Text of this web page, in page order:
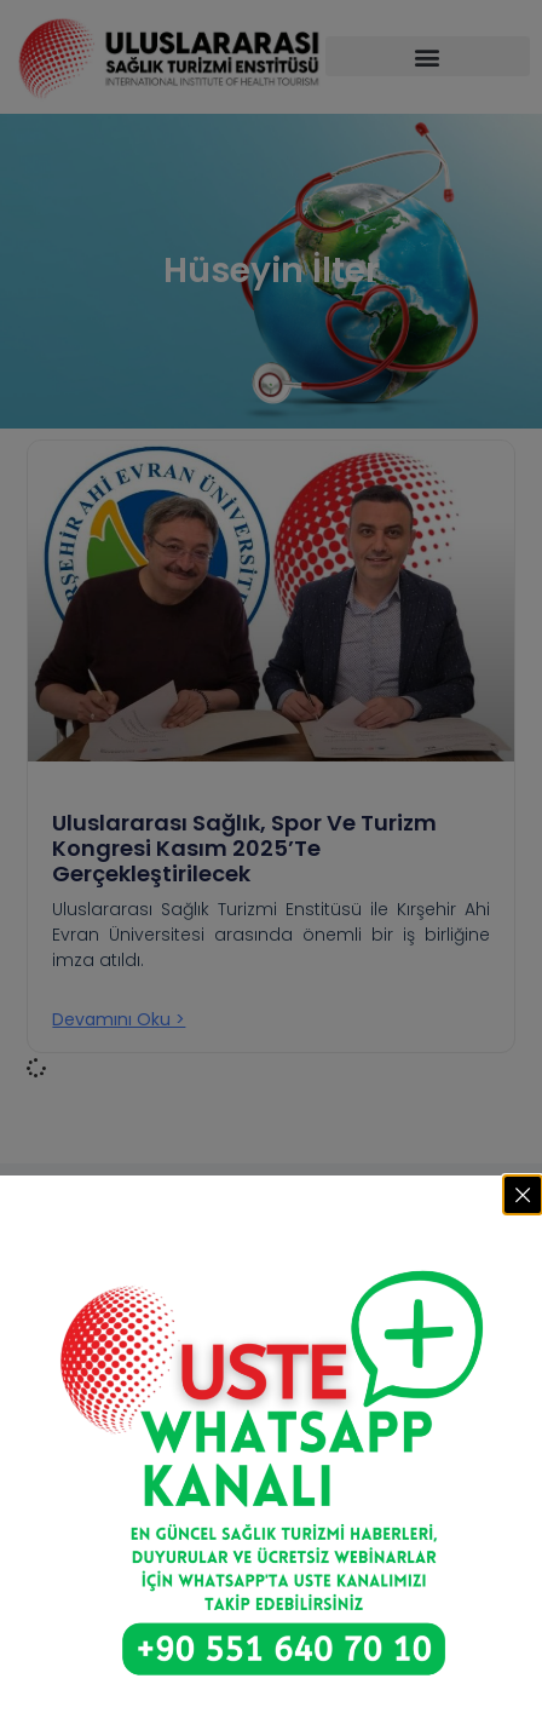
Hüseyin İlter
Uluslararası Sağlık, Spor Ve Turizm
Kongresi Kasım 2025’te
Gerçekleştirilecek
Uluslararası Sağlık Turizmi Enstitüsü ile Kırşehir Ahi
Evran Üniversitesi arasında önemli bir iş birliğine
imza atıldı.
Devamını Oku >
Mail bültenimize kaydolun
Kayıt Ol